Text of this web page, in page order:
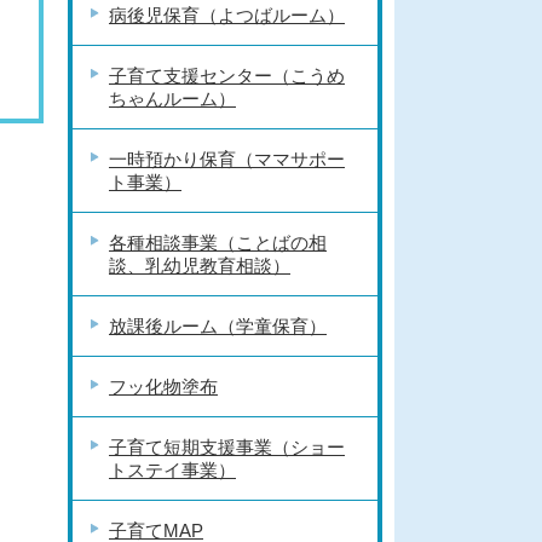
病後児保育（よつばルーム）
子育て支援センター（こうめ
ちゃんルーム）
一時預かり保育（ママサポー
ト事業）
各種相談事業（ことばの相
談、乳幼児教育相談）
放課後ルーム（学童保育）
フッ化物塗布
子育て短期支援事業（ショー
トステイ事業）
子育てMAP